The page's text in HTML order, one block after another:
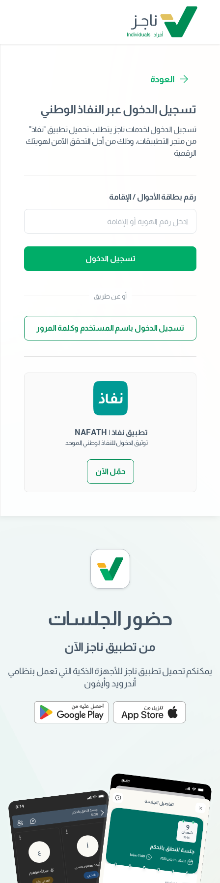
العودة
تسجيل الدخول عبر النفاذ الوطني
تسجيل الدخول لخدمات ناجز يتطلب تحميل تطبيق "نفاذ"
من متجر التطبيقات، وذلك من أجل التحقق الآمن لهويتك
الرقمية
رقم بطاقة الأحوال / الإقامة
تسجيل الدخول
أو عن طريق
تسجيل الدخول باسم المستخدم وكلمة المرور
تطبيق نفاذ | NAFATH
توثيق الدخول للنفاذ الوطني الموحد
حمّل الآن
حضور الجلسات
من تطبيق ناجز الآن
يمكنكم تحميل تطبيق ناجز للأجهزة الذكية التي تعمل بنظامي
أندرويد وأيفون